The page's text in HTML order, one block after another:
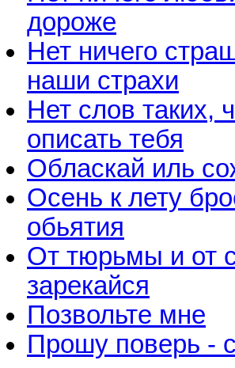
дороже
Нет ничего
наши страхи
Нет слов таких,
описать тебя
Обласкай иль
Осень к лету
обьятия
От тюрьмы и от
зарекайся
Позвольте мне
Прошу поверь -